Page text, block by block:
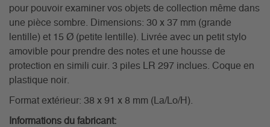
pour pouvoir examiner vos objets de collection même dans
une pièce sombre. Dimensions: 30 x 37 mm (grande
lentille) et 15 Ø (petite lentille). Livrée avec un petit stylo
amovible pour prendre des notes et une housse de
protection en simili cuir. 3 piles LR 297 inclues. Coque en
plastique noir.
Format extérieur: 38 x 91 x 8 mm (La/Lo/H).
Informations du fabricant: